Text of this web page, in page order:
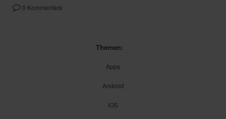
0 Kommentare
Themen:
Apps
Android
iOS